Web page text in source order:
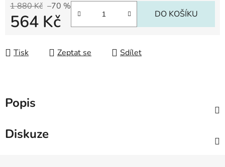
1 880 Kč –70 %
564 Kč DO KOŠÍKU
Tisk Zeptat se Sdílet
Popis
Diskuze